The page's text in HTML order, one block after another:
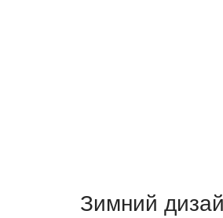
Зимний